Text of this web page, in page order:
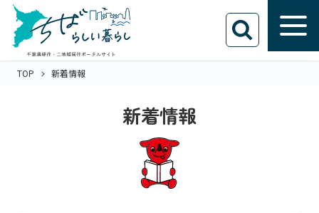
TOP 新着情報
新着情報